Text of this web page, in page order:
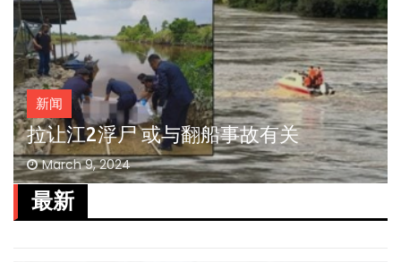
新闻
拉让江2浮尸 或与翻船事故有关
March 9, 2024
最新